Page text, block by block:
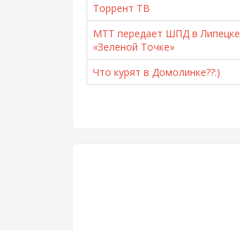
Торрент ТВ
МТТ передает ШПД в Липецке
«Зеленой Точке»
Что курят в Домолинке??:)